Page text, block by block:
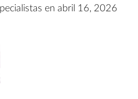
en abril 16, 2026